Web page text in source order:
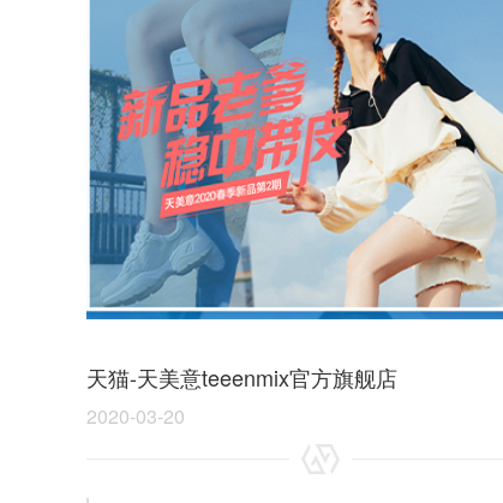
天猫-天美意teeenmix官方旗舰店
2020-03-20